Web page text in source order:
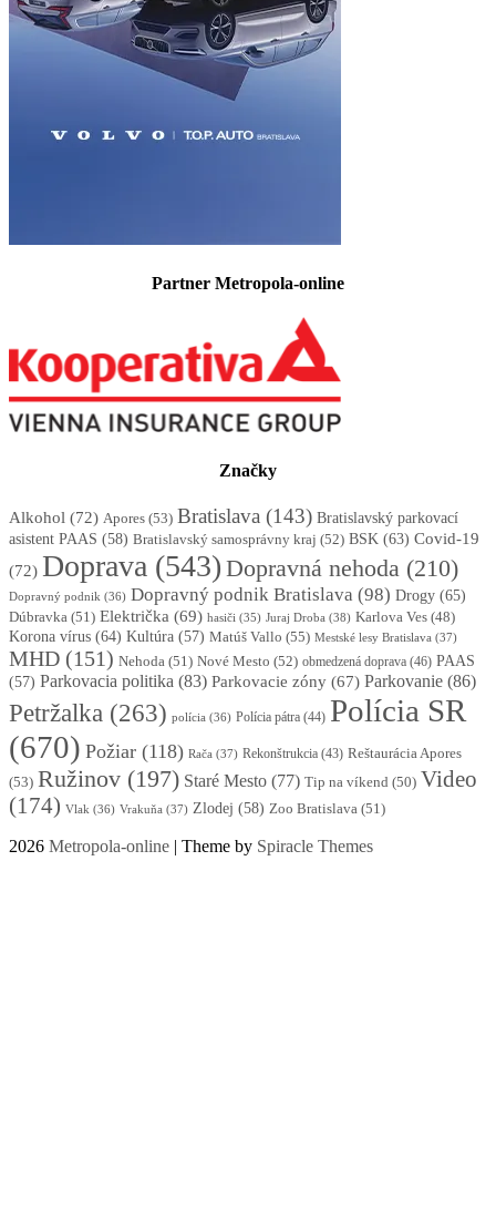
Partner Metropola-online
Značky
Alkohol (72) Apores (53) Bratislava (143) Bratislavský parkovací
asistent PAAS (58) Bratislavský samosprávny kraj (52) BSK (63) Covid-19
(72) Doprava (543) Dopravná nehoda (210)
Dopravný podnik (36) Dopravný podnik Bratislava (98) Drogy (65)
Dúbravka (51) Električka (69) hasiči (35) Juraj Droba (38) Karlova Ves (48)
Korona vírus (64) Kultúra (57) Matúš Vallo (55) Mestské lesy Bratislava (37)
MHD (151) Nehoda (51) Nové Mesto (52) obmedzená doprava (46) PAAS
(57) Parkovacia politika (83) Parkovacie zóny (67) Parkovanie (86)
Petržalka (263) polícia (36) Polícia pátra (44) Polícia SR
(670) Požiar (118) Rača (37) Rekonštrukcia (43) Reštaurácia Apores
(53) Ružinov (197) Staré Mesto (77) Tip na víkend (50) Video
(174) Vlak (36) Vrakuňa (37) Zlodej (58) Zoo Bratislava (51)
2026 Metropola-online | Theme by Spiracle Themes